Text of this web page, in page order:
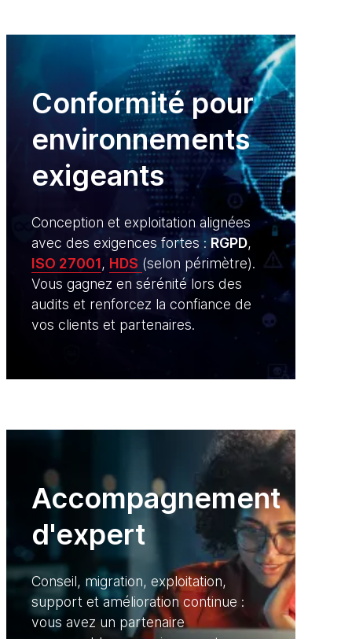
Conformité pour
environnements
exigeants
Conception et exploitation alignées
avec des exigences fortes : RGPD,
ISO 27001, HDS (selon périmètre).
Vous gagnez en sérénité lors des
audits et renforcez la confiance de
vos clients et partenaires.
Accompagnement
d'expert
Conseil, migration, exploitation,
support et amélioration continue :
vous avez un partenaire